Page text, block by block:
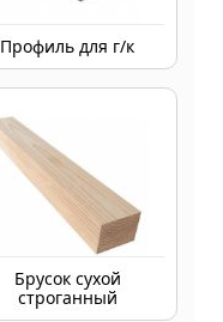
Профиль для г/к
Брусок сухой
строганный